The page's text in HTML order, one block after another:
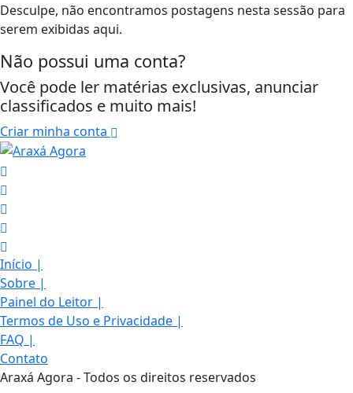
Desculpe, não encontramos postagens nesta sessão para
serem exibidas aqui.
Não possui uma conta?
Você pode ler matérias exclusivas, anunciar
classificados e muito mais!
Criar minha conta
Início |
Sobre |
Painel do Leitor |
Termos de Uso e Privacidade |
FAQ |
Contato
Araxá Agora - Todos os direitos reservados
Termos de Uso e Privacidade
Esse site utiliza cookies para melhorar sua
experiência de navegação. Ao continuar o acesso,